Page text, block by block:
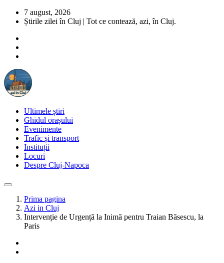
7 august, 2026
Știrile zilei în Cluj | Tot ce contează, azi, în Cluj.
Ultimele știri
Ghidul orașului
Evenimente
Trafic și transport
Instituții
Locuri
Despre Cluj-Napoca
Prima pagina
Azi in Cluj
Intervenție de Urgență la Inimă pentru Traian Băsescu, la
Paris